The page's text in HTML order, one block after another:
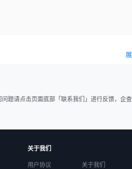
题请点击页面底部「联系我们」进行反馈，企
关于我们
用户协议 关于我们